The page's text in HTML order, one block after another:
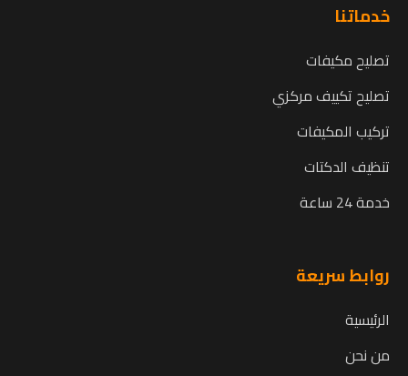
خدماتنا
تصليح مكيفات
تصليح تكييف مركزي
تركيب المكيفات
تنظيف الدكتات
خدمة 24 ساعة
روابط سريعة
الرئيسية
من نحن